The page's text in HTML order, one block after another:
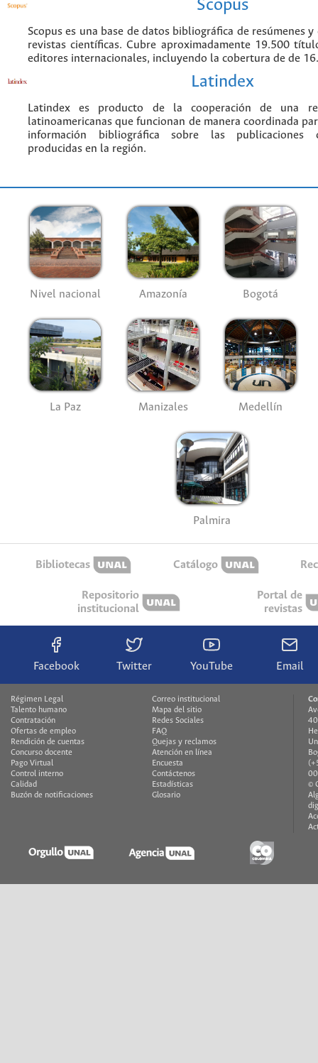
Scopus
Scopus es una base de datos bibliográfica de resúmenes
revistas científicas. Cubre aproximadamente 19.500
editores internacionales, incluyendo la cobertura de de
Latindex
Latindex es producto de la cooperación de una
latinoamericanas que funcionan de manera coordinada
información bibliográfica sobre las publicaciones
producidas en la región.
Nivel nacional Amazonía Bogotá
La Paz Manizales Medellín
Palmira
Bibliotecas Catálogo
Repositorio
institucional
Portal de
revistas
Facebook Twitter YouTube Email
Régimen Legal
Talento humano
Contratación
Ofertas de empleo
Rendición de cuentas
Concurso docente
Pago Virtual
Control interno
Calidad
Buzón de notificaciones
Correo institucional
Mapa del sitio
Redes Sociales
FAQ
Quejas y reclamos
Atención en línea
Encuesta
Contáctenos
Estadísticas
Glosario
©